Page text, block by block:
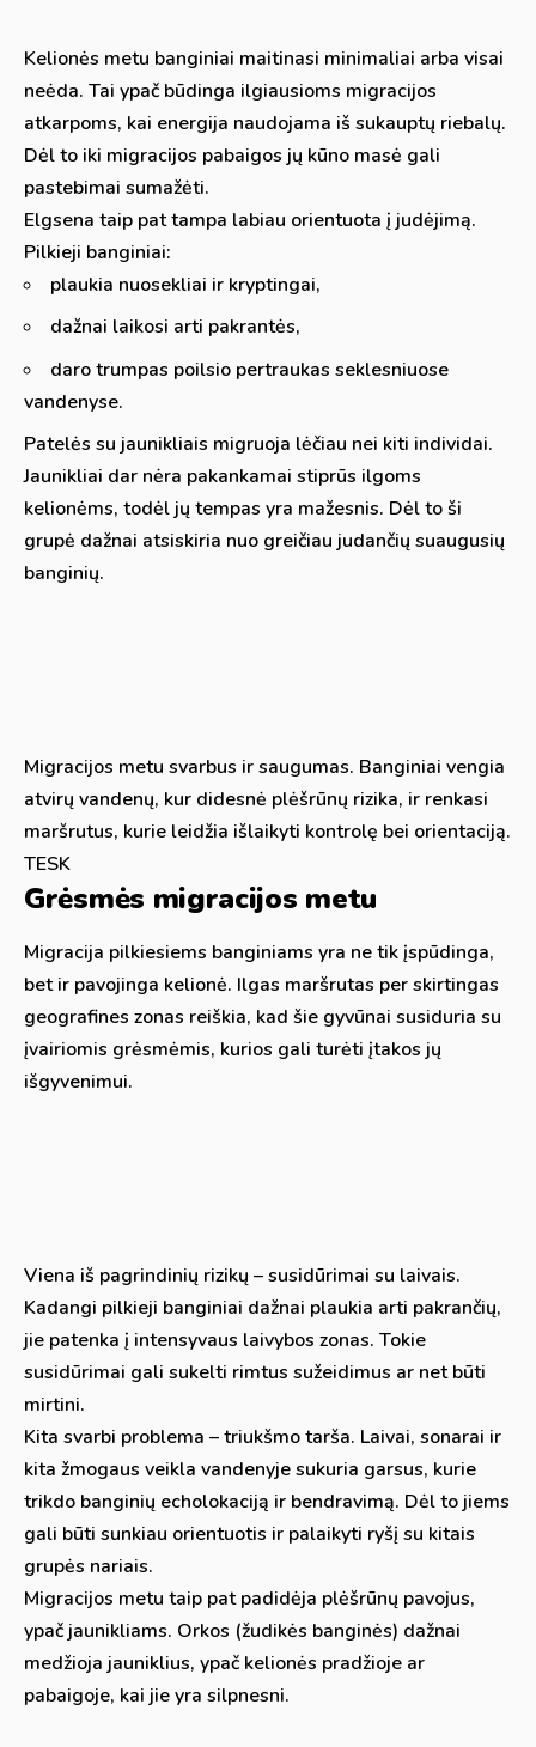
Kelionės metu banginiai maitinasi minimaliai arba visai
neėda. Tai ypač būdinga ilgiausioms migracijos
atkarpoms, kai energija naudojama iš sukauptų riebalų.
Dėl to iki migracijos pabaigos jų kūno masė gali
pastebimai sumažėti.
Elgsena taip pat tampa labiau orientuota į judėjimą.
Pilkieji banginiai:
plaukia nuosekliai ir kryptingai,
dažnai laikosi arti pakrantės,
daro trumpas poilsio pertraukas seklesniuose
vandenyse.
Patelės su jaunikliais migruoja lėčiau nei kiti individai.
Jaunikliai dar nėra pakankamai stiprūs ilgoms
kelionėms, todėl jų tempas yra mažesnis. Dėl to ši
grupė dažnai atsiskiria nuo greičiau judančių suaugusių
banginių.
Migracijos metu svarbus ir saugumas. Banginiai vengia
atvirų vandenų, kur didesnė plėšrūnų rizika, ir renkasi
maršrutus, kurie leidžia išlaikyti kontrolę bei orientaciją.
TESK
Grėsmės migracijos metu
Migracija pilkiesiems banginiams yra ne tik įspūdinga,
bet ir pavojinga kelionė. Ilgas maršrutas per skirtingas
geografines zonas reiškia, kad šie gyvūnai susiduria su
įvairiomis grėsmėmis, kurios gali turėti įtakos jų
išgyvenimui.
Viena iš pagrindinių rizikų – susidūrimai su laivais.
Kadangi pilkieji banginiai dažnai plaukia arti pakrančių,
jie patenka į intensyvaus laivybos zonas. Tokie
susidūrimai gali sukelti rimtus sužeidimus ar net būti
mirtini.
Kita svarbi problema – triukšmo tarša. Laivai, sonarai ir
kita žmogaus veikla vandenyje sukuria garsus, kurie
trikdo banginių echolokaciją ir bendravimą. Dėl to jiems
gali būti sunkiau orientuotis ir palaikyti ryšį su kitais
grupės nariais.
Migracijos metu taip pat padidėja plėšrūnų pavojus,
ypač jaunikliams. Orkos (žudikės banginės) dažnai
medžioja jauniklius, ypač kelionės pradžioje ar
pabaigoje, kai jie yra silpnesni.